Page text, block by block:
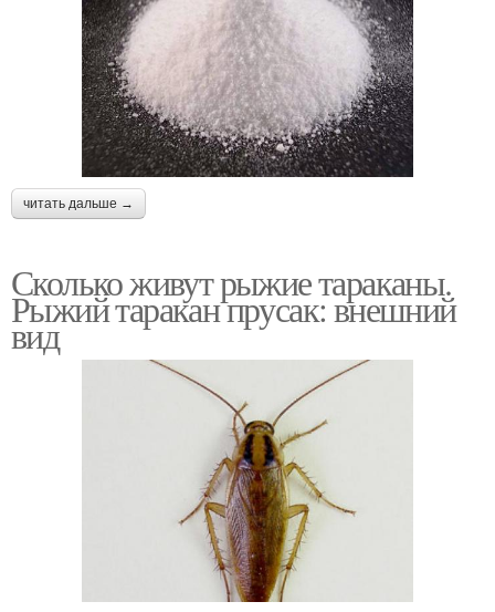
читать дальше →
Сколько живут рыжие тараканы.
Рыжий таракан прусак: внешний
вид